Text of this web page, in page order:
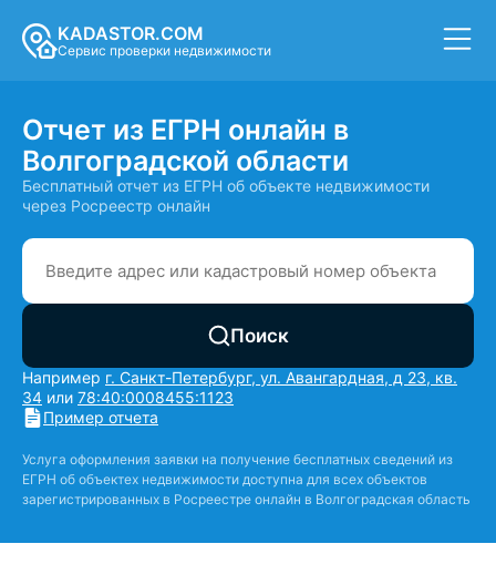
KADASTOR.COM
Сервис проверки недвижимости
Отчет из ЕГРН онлайн в
Волгоградской области
Бесплатный отчет из ЕГРН об объекте недвижимости
через Росреестр онлайн
Поиск
Например г. Санкт-Петербург, ул. Авангардная, д 23, кв.
34 или 78:40:0008455:1123
Пример отчета
Услуга оформления заявки на получение бесплатных сведений из
ЕГРН об объектех недвижимости доступна для всех объектов
зарегистрированных в Росреестре онлайн в Волгоградская область